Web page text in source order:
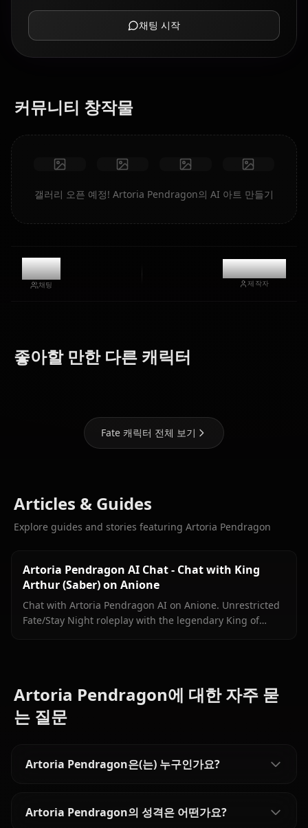
채팅 시작
커뮤니티 창작물
갤러리 오픈 예정! Artoria Pendragon의 AI 아트 만들기
9.5k
채팅
@kanashi
제작자
좋아할 만한 다른 캐릭터
Mash
Fate 캐릭터 전체 보기
Articles & Guides
Explore guides and stories featuring Artoria Pendragon
Artoria Pendragon AI Chat - Chat with King
Arthur (Saber) on Anione
Chat with Artoria Pendragon AI on Anione. Unrestricted
Fate/Stay Night roleplay with the legendary King of
Artoria Pendragon에 대한 자주 묻
는 질문
Artoria Pendragon은(는) 누구인가요?
Artoria Pendragon의 성격은 어떤가요?